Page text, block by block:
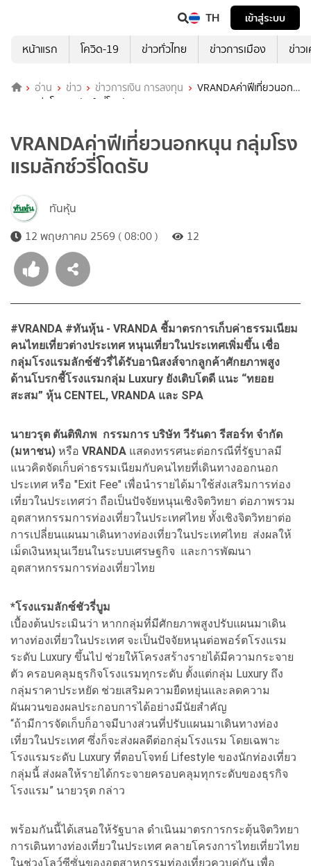
TH
เข้าสู่ระบบ
หน้าแรก
โควิด-19 ข่าวทั่วไทย ข่าวการเมือง ข่าว
อ่าน ข่าว ข่าวการเงิน การลงทุน
VRANDAค่าฟีเที่ยวนอก
หนุน กลุ่มโรงแรมลักซ์วรี่โดดรับ
VRANDAค่าฟีเที่ยวนอกหนุน กลุ่มโรง
แรมลักซ์วรี่โดดรับ
ทันหุ้น
12 พฤษภาคม 2569 ( 08:00 )
12
#VRANDA #ทันหุ้น - VRANDA ชี้มาตรการเก็บค่าธรรมเนียม
คนไทยเที่ยวต่างประเทศ หนุนเที่ยวในประเทศเพิ่มขึ้น เชื่อ
กลุ่มโรงแรมลักซ์ชัวรี่ได้รับอานิสงส์จากลูกค้าศักยภาพสูง
ด้านโบรกชี้โรงแรมกลุ่ม Luxury ยังเติบโตดี แนะ “ทยอย
สะสม” หุ้น CENTEL, VRANDA และ SPA
นายวรุต ตันติพิภพ กรรมการ บริษัท วีรันดา รีสอร์ท จำกัด
(มหาชน) หรือ VRANDA แสดงทรรศนะต่อกรณีที่รัฐบาลมี
แนวคิดจัดเก็บค่าธรรมเนียมกับคนไทยที่เดินทางออกนอก
ประเทศ หรือ "Exit Fee" เพื่อนำรายได้มาใช้ส่งเสริมการท่อง
เที่ยวในประเทศว่า ถือเป็นปัจจัยหนุนเชิงจิตวิทยา ต่อภาพรวม
อุตสาหกรรมการท่องเที่ยวในประเทศไทย ทั้งเชิงจิตวิทยาต่อ
การเปลี่ยนแผนมาเดินทางท่องเที่ยวในประเทศไทย ส่งผลให้
เม็ดเงินหมุนเวียนในระบบเศรษฐกิจ และการพัฒนา
อุตสาหกรรมการท่องเที่ยวไทย
*โรงแรมลักซ์ชัวรี่บูม
เบื้องต้นประเมินว่า หากกลุ่มที่มีศักยภาพสูงปรับแผนมาเดิน
ทางท่องเที่ยวในประเทศ จะเป็นปัจจัยหนุนต่อพอร์ตโรงแรม
ระดับ Luxury ขึ้นไป ช่วยให้โครงสร้างรายได้มีความกระจาย
ตัว ครอบคลุมธุรกิจโรงแรมทุกระดับ ตั้งแต่กลุ่ม Luxury ถึง
กลุ่มราคาประหยัด ช่วยเสริมความยืดหยุ่นและลดความ
ผันผวนของผลประกอบการได้อย่างมีนัยสำคัญ
“ถ้ามีการจัดเก็บก็อาจมีบางส่วนที่ปรับแผนมาเดินทางท่อง
เที่ยวในประเทศ ซึ่งก็จะส่งผลดีต่อกลุ่มโรงแรม โดยเฉพาะ
โรงแรมระดับ Luxury ที่ตอบโจทย์ Lifestyle ของนักท่องเที่ยว
กลุ่มนี้ ส่งผลให้รายได้กระจายครอบคลุมทุกระดับของธุรกิจ
โรงแรม” นายวรุต กล่าว
พร้อมกันนี้ได้เสนอให้รัฐบาล ดำเนินมาตรการกระตุ้นจิตวิทยา
การเดินทางท่องเที่ยวในประเทศ คลายโครงการไทยเที่ยวไทย
ในช่วงโลว์ซีซั่นของอุตสาหกรรมท่องเที่ยวควบคู่กัน เพื่อ